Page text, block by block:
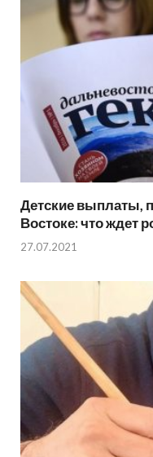
Детские выплаты,
Востоке: что ждет
27.07.2021